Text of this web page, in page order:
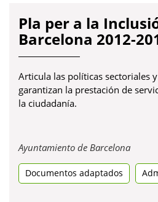
Pla per a la
Barcelona 2012-
Articula las políticas sectoriales
garantizan la prestación de
la ciudadanía.
Ayuntamiento de BarcelonaObre
una
Documentos adaptados